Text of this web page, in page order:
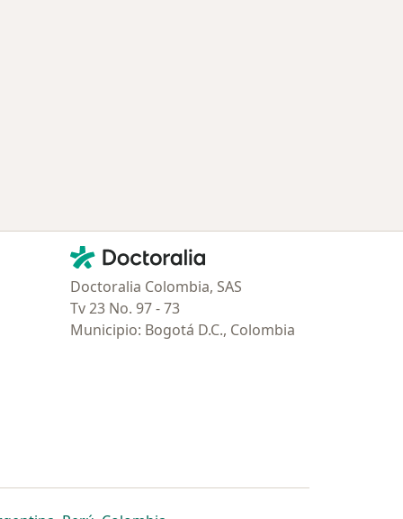
Contacto
Doctoralia - Página de inicio
Doctoralia Colombia, SAS
Tv 23 No. 97 - 73
Municipio: Bogotá D.C., Colombia